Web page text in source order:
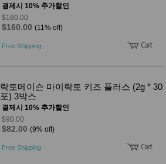
결제시 10% 추가할인
$180.00
$160.00 (11% off)
Free Shipping
락토메이슨 마이락토 키즈 플러스 (2g * 30
포) 3박스
결제시 10% 추가할인
$90.00
$82.00 (9% off)
Free Shipping